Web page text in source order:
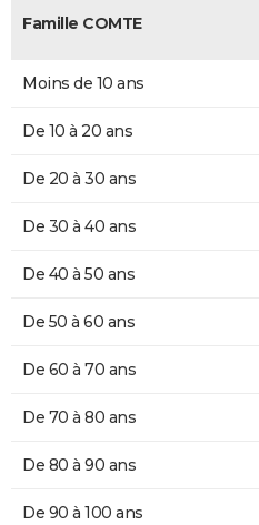
Famille COMTE
Moins de 10 ans
De 10 à 20 ans
De 20 à 30 ans
De 30 à 40 ans
De 40 à 50 ans
De 50 à 60 ans
De 60 à 70 ans
De 70 à 80 ans
De 80 à 90 ans
De 90 à 100 ans